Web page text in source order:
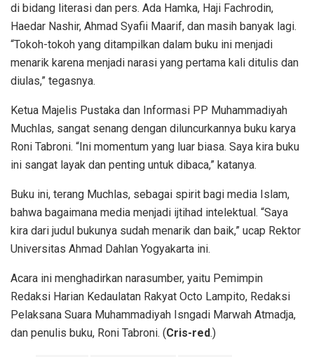
di bidang literasi dan pers. Ada Hamka, Haji Fachrodin,
Haedar Nashir, Ahmad Syafii Maarif, dan masih banyak lagi.
“Tokoh-tokoh yang ditampilkan dalam buku ini menjadi
menarik karena menjadi narasi yang pertama kali ditulis dan
diulas,” tegasnya.
Ketua Majelis Pustaka dan Informasi PP Muhammadiyah
Muchlas, sangat senang dengan diluncurkannya buku karya
Roni Tabroni. “Ini momentum yang luar biasa. Saya kira buku
ini sangat layak dan penting untuk dibaca,” katanya.
Buku ini, terang Muchlas, sebagai spirit bagi media Islam,
bahwa bagaimana media menjadi ijtihad intelektual. “Saya
kira dari judul bukunya sudah menarik dan baik,” ucap Rektor
Universitas Ahmad Dahlan Yogyakarta ini.
Acara ini menghadirkan narasumber, yaitu Pemimpin
Redaksi Harian Kedaulatan Rakyat Octo Lampito, Redaksi
Pelaksana Suara Muhammadiyah Isngadi Marwah Atmadja,
dan penulis buku, Roni Tabroni. (Cris-red.)